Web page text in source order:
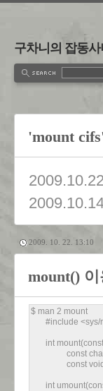
구차니의 잡동
'mount
2009.10.22
2009. 10. 22. 13:10
mount()
$ man 2 mount
#include <sys/
int mount(const
const char
const void
int